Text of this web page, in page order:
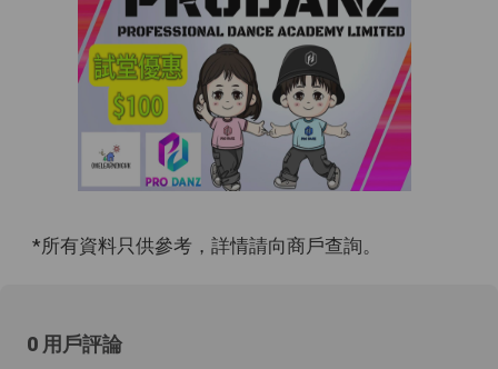
*所有資料只供參考，詳情請向商戶查詢。
0 用戶評論